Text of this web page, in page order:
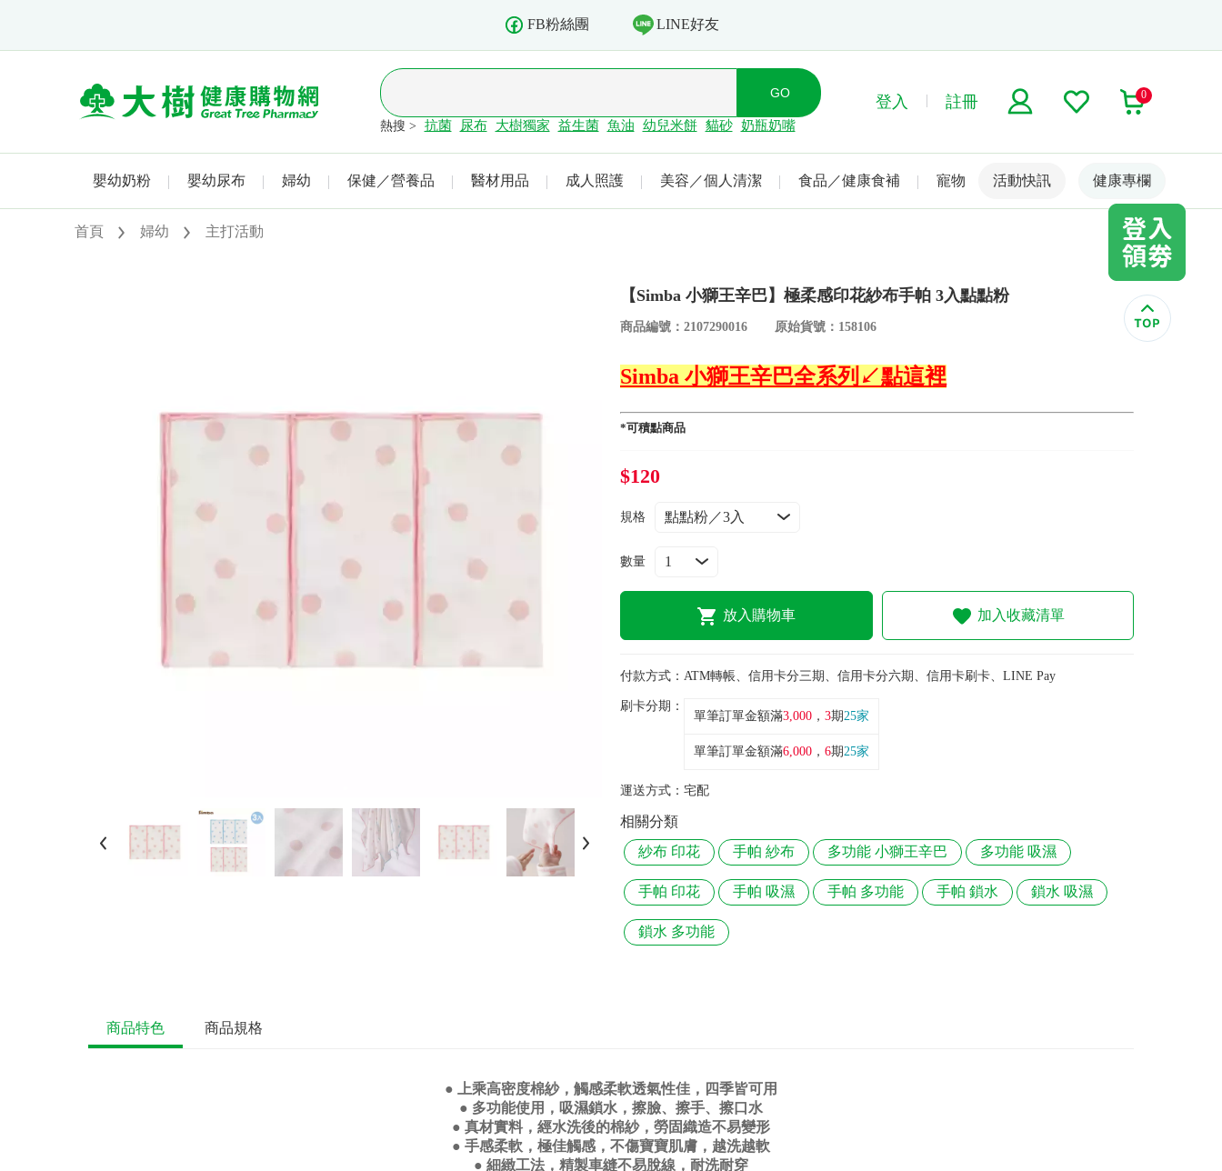
FB粉絲團 LINE好友
熱搜 > 抗菌 尿布 大樹獨家 益生菌 魚油 幼兒米餅 貓砂 奶瓶奶嘴
登入 註冊 0
嬰幼奶粉 嬰幼尿布 婦幼 保健／營養品 醫材用品 成人照護 美容／個人清潔 食品／健康食補 寵物 名人嚴選
活動快訊 健康專欄
首頁 婦幼 主打活動
【Simba 小獅王辛巴】極柔感印花紗布手帕 3入點點粉
商品編號：2107290016 原始貨號：158106
Simba 小獅王辛巴全系列↙點這裡
*可積點商品
$120
規格
數量
放入購物車 加入收藏清單
付款方式： ATM轉帳、信用卡分三期、信用卡分六期、信用卡刷卡、LINE Pay
刷卡分期：
單筆訂單金額滿3,000 ， 3期25家
單筆訂單金額滿6,000 ， 6期25家
運送方式： 宅配
相關分類
紗布 印花
手帕 紗布 多功能 小獅王辛巴 多功能 吸濕
手帕 印花 手帕 吸濕 手帕 多功能 手帕 鎖水 鎖水 吸濕
鎖水 多功能
商品特色 商品規格
● 上乘高密度棉紗，觸感柔軟透氣性佳，四季皆可用
● 多功能使用，吸濕鎖水，擦臉、擦手、擦口水
● 真材實料，經水洗後的棉紗，勞固織造不易變形
● 手感柔軟，極佳觸感，不傷寶寶肌膚，越洗越軟
● 細緻工法，精製車縫不易脫線，耐洗耐穿